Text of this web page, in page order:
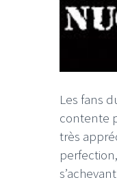
Les fans
contente
très